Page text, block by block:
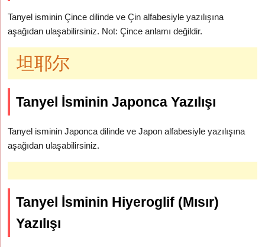
Tanyel isminin Çince dilinde ve Çin alfabesiyle yazılışına
aşağıdan ulaşabilirsiniz. Not: Çince anlamı değildir.
坦耶尔
Tanyel İsminin Japonca Yazılışı
Tanyel isminin Japonca dilinde ve Japon alfabesiyle yazılışına
aşağıdan ulaşabilirsiniz.
Tanyel İsminin Hiyeroglif (Mısır)
Yazılışı